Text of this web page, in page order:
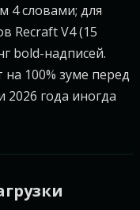
4 словами; для
Recraft V4 (15
bold-надписей.
100% зуме перед
года иногда